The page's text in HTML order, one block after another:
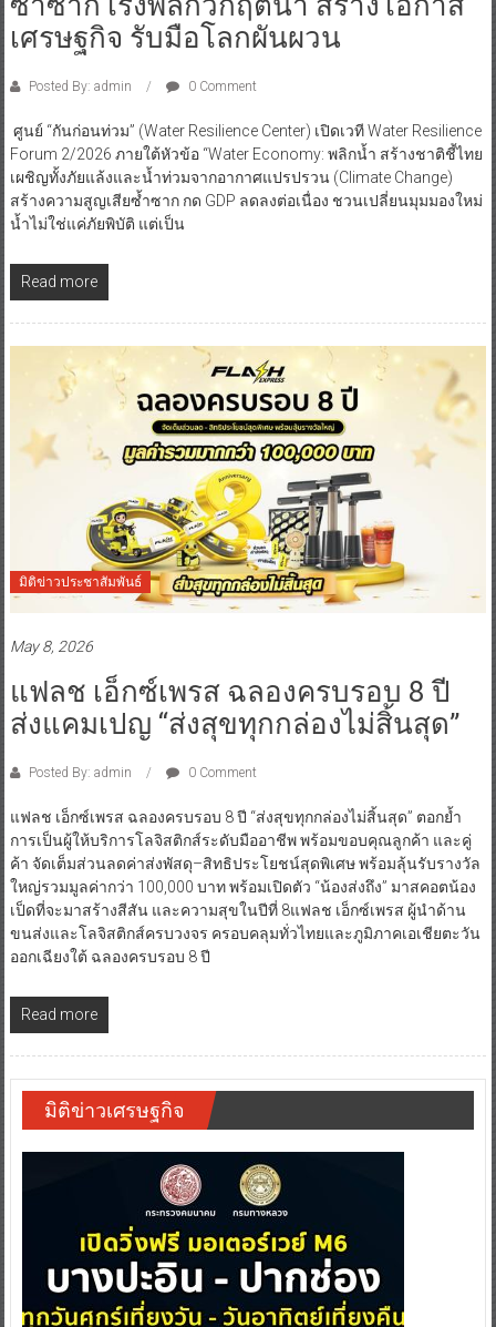
เศรษฐกิจ รับมือโลกผันผวน
Posted By: admin 0 Comment
ศูนย์ “กันก่อนท่วม” (Water Resilience Center) เปิดเวที Water Resilience
Forum 2/2026 ภายใต้หัวข้อ “Water Economy: พลิกน้ำ สร้างชาติชี้ไทย
เผชิญทั้งภัยแล้งและน้ำท่วมจากอากาศแปรปรวน (Climate Change)
สร้างความสูญเสียซ้ำซาก กด GDP ลดลงต่อเนื่อง ชวนเปลี่ยนมุมมองใหม่
น้ำไม่ใช่แค่ภัยพิบัติ แต่เป็น
Read more
มิติข่าวประชาสัมพันธ์
May 8, 2026
แฟลช เอ็กซ์เพรส ฉลองครบรอบ 8 ปี
ส่งแคมเปญ “ส่งสุขทุกกล่องไม่สิ้นสุด”
Posted By: admin 0 Comment
แฟลช เอ็กซ์เพรส ฉลองครบรอบ 8 ปี “ส่งสุขทุกกล่องไม่สิ้นสุด” ตอกย้ำ
การเป็นผู้ให้บริการโลจิสติกส์ระดับมืออาชีพ พร้อมขอบคุณลูกค้า และคู่
ค้า จัดเต็มส่วนลดค่าส่งพัสดุ–สิทธิประโยชน์สุดพิเศษ พร้อมลุ้นรับรางวัล
ใหญ่รวมมูลค่ากว่า 100,000 บาท พร้อมเปิดตัว “น้องส่งถึง” มาสคอตน้อง
เป็ดที่จะมาสร้างสีสัน และความสุขในปีที่ 8แฟลช เอ็กซ์เพรส ผู้นำด้าน
ขนส่งและโลจิสติกส์ครบวงจร ครอบคลุมทั่วไทยและภูมิภาคเอเชียตะวัน
ออกเฉียงใต้ ฉลองครบรอบ 8 ปี
Read more
มิติข่าวเศรษฐกิจ